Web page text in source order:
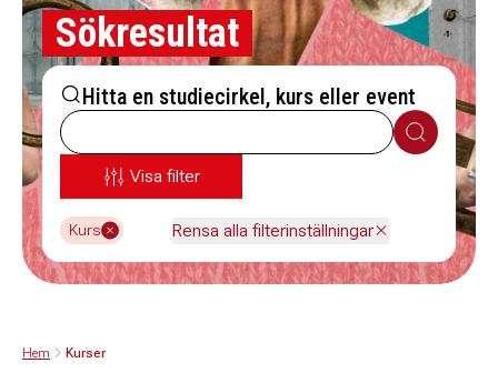
Sökresultat
Hitta en studiecirkel, kurs eller event
Sök
Visa filter
Kurs Rensa alla filterinställningar
Hem Kurser